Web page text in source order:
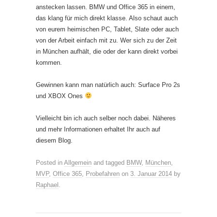
anstecken lassen. BMW und Office 365 in einem,
das klang für mich direkt klasse. Also schaut auch
von eurem heimischen PC, Tablet, Slate oder auch
von der Arbeit einfach mit zu. Wer sich zu der Zeit
in München aufhält, die oder der kann direkt vorbei
kommen.
Gewinnen kann man natürlich auch: Surface Pro 2s
und XBOX Ones
Vielleicht bin ich auch selber noch dabei. Näheres
und mehr Informationen erhaltet Ihr auch auf
diesem Blog.
Posted in Allgemein and tagged BMW, München,
MVP, Office 365, Probefahren on 3. Januar 2014 by
Raphael .